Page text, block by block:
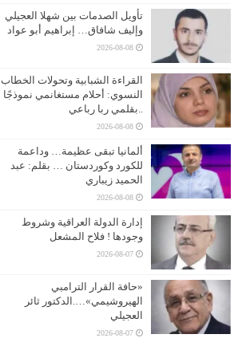
تأويل الصدمات بين شهلا العجيلي
وإليف شافاق… إبراهيم أبو عواد
2026-08-08
القراءة الشبابية وتحولات الخطاب
النسوي: أحلام مستغانمي نموذجًا
..بقلمي ربا رباعي
2026-08-08
ألمانيا تبقى عظيمة… وداعمة
للكورد وكوردستان … بقلم: عبد
الحميد زيباري
2026-08-08
إدارة الدولة العراقية وشروط
وجودها ! فلاح المشعل
2026-08-07
«حافة القرار الترامبي
الهيروشيمي»….الدكتور ثائر
العجيلي
2026-08-07